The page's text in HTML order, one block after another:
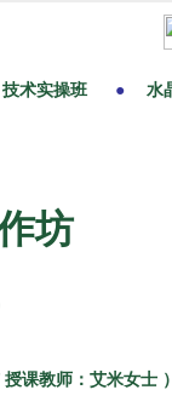
坊
课教师：艾米女士 ）